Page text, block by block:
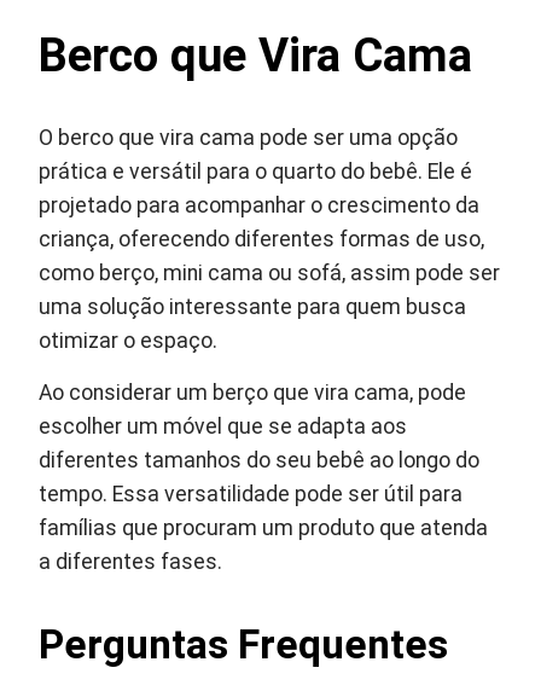
Berco que Vira Cama
O berco que vira cama pode ser uma opção
prática e versátil para o quarto do bebê. Ele é
projetado para acompanhar o crescimento da
criança, oferecendo diferentes formas de uso,
como berço, mini cama ou sofá, assim pode ser
uma solução interessante para quem busca
otimizar o espaço.
Ao considerar um berço que vira cama, pode
escolher um móvel que se adapta aos
diferentes tamanhos do seu bebê ao longo do
tempo. Essa versatilidade pode ser útil para
famílias que procuram um produto que atenda
a diferentes fases.
Perguntas Frequentes